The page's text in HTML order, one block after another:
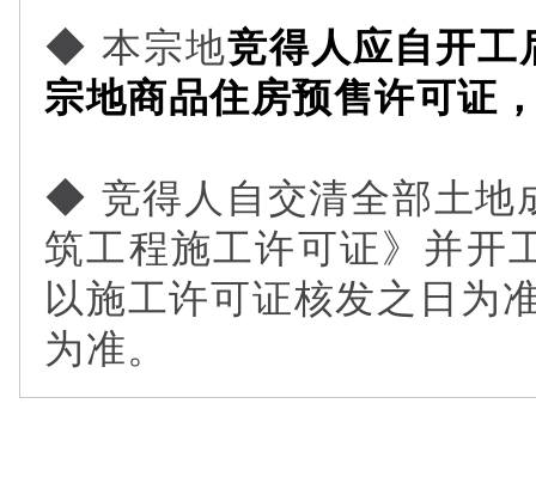
◆ 本宗地竞得人应自开工
宗地商品住房预售许可证
◆ 竞得人自交清全部土地
筑工程施工许可证》并开
以施工许可证核发之日为
为准。